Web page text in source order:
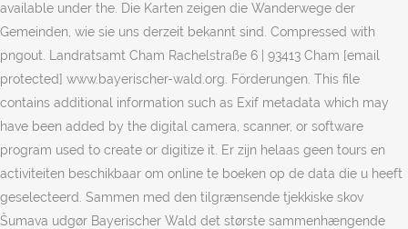
available under the. Die Karten zeigen die Wanderwege der
Gemeinden, wie sie uns derzeit bekannt sind. Compressed with
pngout. Landratsamt Cham Rachelstraße 6 | 93413 Cham [email
protected] www.bayerischer-wald.org. Förderungen. This file
contains additional information such as Exif metadata which may
have been added by the digital camera, scanner, or software
program used to create or digitize it. Er zijn helaas geen tours en
activiteiten beschikbaar om online te boeken op de data die u heeft
geselecteerd. Sammen med den tilgrænsende tjekkiske skov
Šumava udgør Bayerischer Wald det største sammenhængende